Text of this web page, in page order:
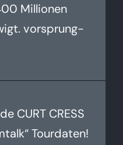
Millionen
vorsprung-
CURT CRESS
Tourdaten!